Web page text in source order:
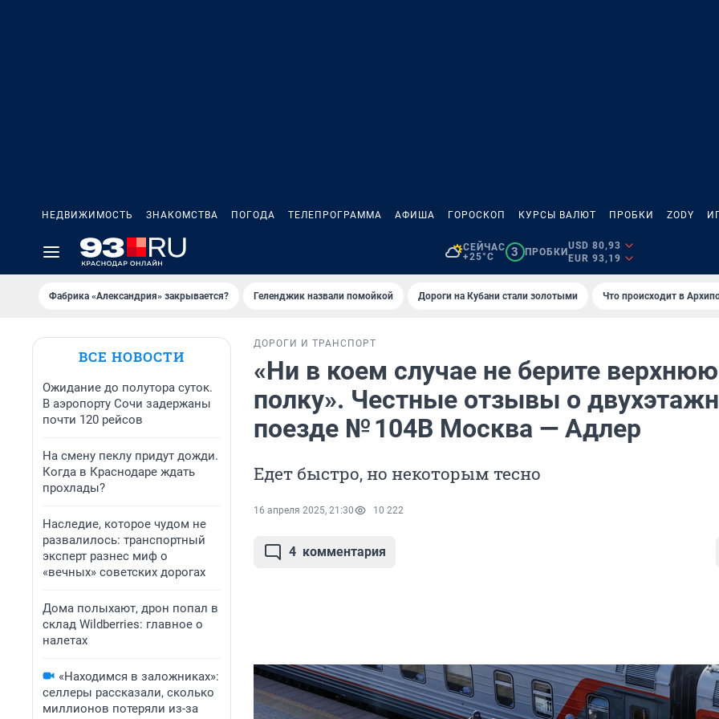
НЕДВИЖИМОСТЬ ЗНАКОМСТВА ПОГОДА ТЕЛЕПРОГРАММА АФИША ГОРОСКОП КУРСЫ ВАЛЮТ ПРОБКИ ZODY
СЕЙЧАС
+25°C
3 ПРОБКИ
USD 80,93
EUR 93,19
Фабрика «Александрия» закрывается? Геленджик назвали помойкой Дороги на Кубани стали золотыми Что происходит в
ВСЕ НОВОСТИ
Ожидание до полутора суток.
В аэропорту Сочи задержаны
почти 120 рейсов
На смену пеклу придут дожди.
Когда в Краснодаре ждать
прохлады?
Наследие, которое чудом не
развалилось: транспортный
эксперт разнес миф о
«вечных» советских дорогах
Дома полыхают, дрон попал в
склад Wildberries: главное о
налетах
«Находимся в заложниках»:
селлеры рассказали, сколько
миллионов потеряли из-за
ДОРОГИ И ТРАНСПОРТ
«Ни в коем случае не берите верхнюю
полку». Честные отзывы о
поезде № 104В Москва — Адлер
Едет быстро, но некоторым тесно
16 апреля 2025, 21:30 10 222
4 комментария